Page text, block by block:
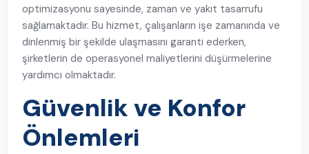
optimizasyonu sayesinde, zaman ve yakıt tasarrufu
sağlamaktadır. Bu hizmet, çalışanların işe zamanında ve
dinlenmiş bir şekilde ulaşmasını garanti ederken,
şirketlerin de operasyonel maliyetlerini düşürmelerine
yardımcı olmaktadır.
Güvenlik ve Konfor
Önlemleri